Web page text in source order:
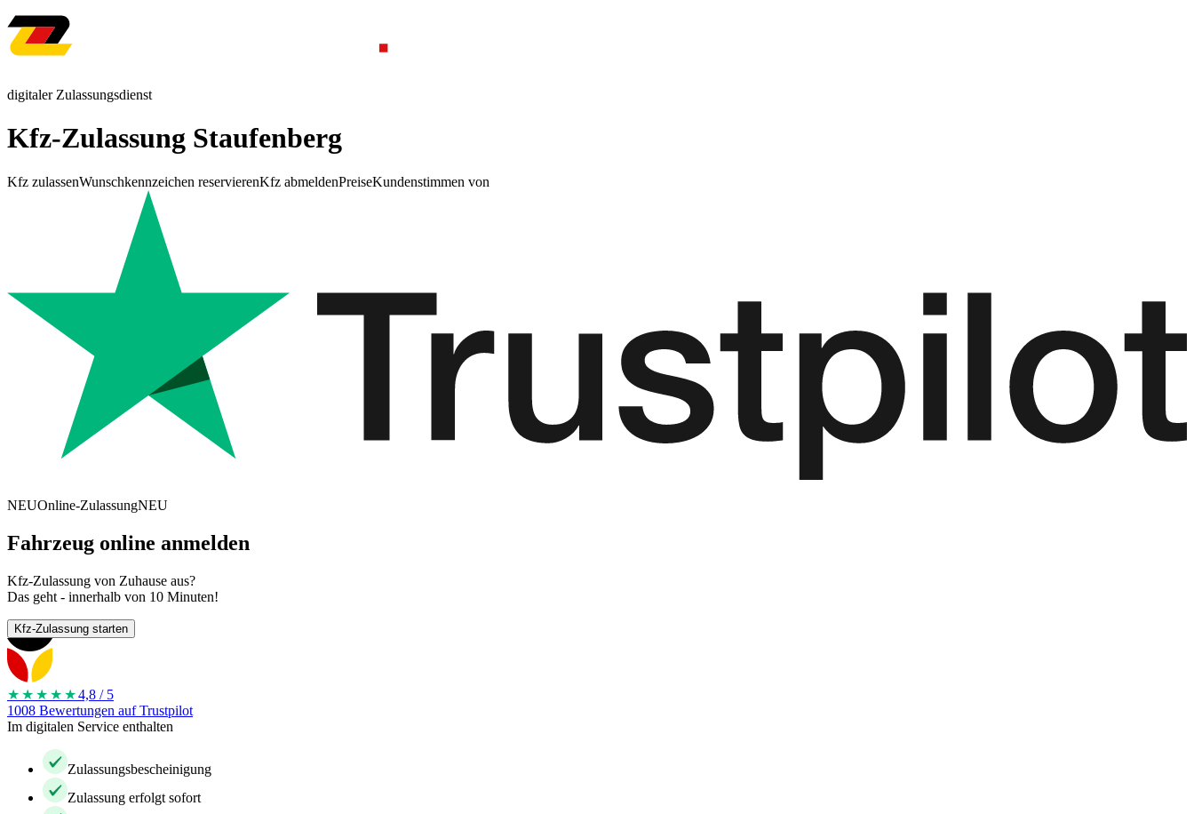
digitaler Zulassungsdienst
Kfz-Zulassung Staufenberg
Kfz zulassenWunschkennzeichen reservierenKfz abmeldenPreiseKundenstimmen von
NEUOnline-ZulassungNEU
Fahrzeug online anmelden
Kfz-Zulassung von Zuhause aus?
Das geht - innerhalb von 10 Minuten!
Kfz-Zulassung starten
★★★★ ★4,8 / 5
1008 Bewertungen auf Trustpilot
Im digitalen Service enthalten
Zulassungsbescheinigung
Zulassung erfolgt sofort